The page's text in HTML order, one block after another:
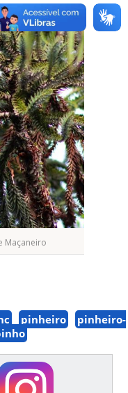
Maçaneiro
pinheiro
pinheiro-